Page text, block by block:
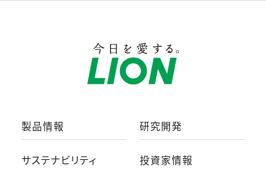
製品情報 研究開発
サステナビリティ 投資家情報